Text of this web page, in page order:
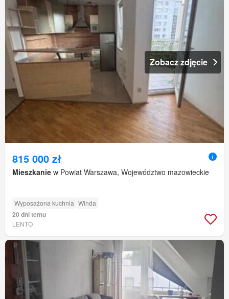
Zobacz zdjęcie
815 000 zł
Mieszkanie w Powiat Warszawa, Województwo mazowieckie
Wyposażona kuchnia Winda
20 dni temu
LENTO